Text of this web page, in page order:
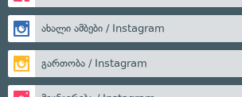
ახალი ამბები / Instagram
გართობა / Instagram